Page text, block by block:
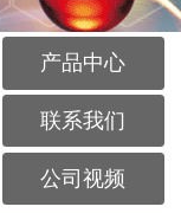
产品中心
联系我们
公司视频